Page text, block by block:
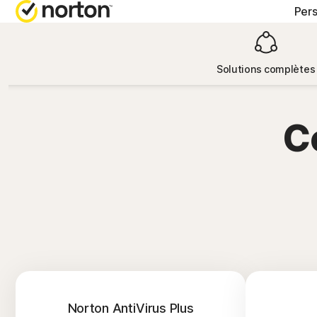
OBTENIR
Solutions complètes
Norton AntiVirus Plus